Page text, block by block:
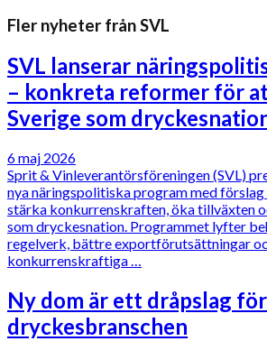
Fler nyheter från SVL
SVL lanserar
– konkreta reformer för
Sverige som
6 maj 2026
Sprit & Vinleverantörsföreningen (SVL)
nya näringspolitiska program med
stärka konkurrenskraften, öka tillväxten
som dryckesnation. Programmet lyfter
regelverk, bättre exportförutsättningar
konkurrenskraftiga …
Ny dom är ett dråpslag
dryckesbranschen